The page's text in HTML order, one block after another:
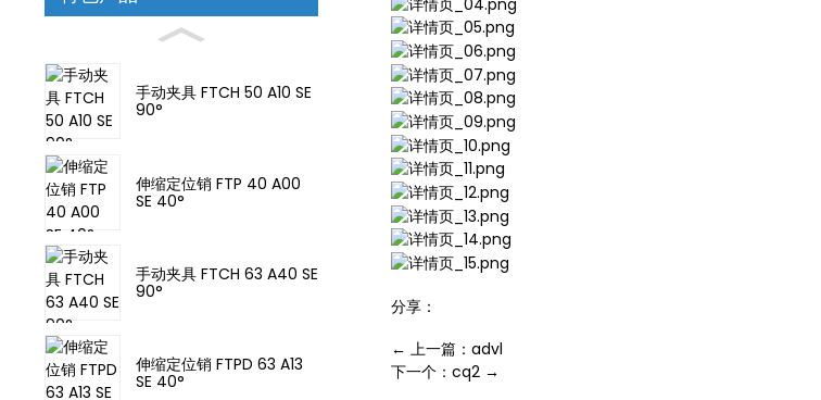
手动夹具 FTCH 50 A10 SE
90°
伸缩定位销 FTP 40 A00
SE 40°
手动夹具 FTCH 63 A40 SE
90°
伸缩定位销 FTPD 63 A13
SE 40°
分享：
← 上一篇：advl
下一个：cq2 →